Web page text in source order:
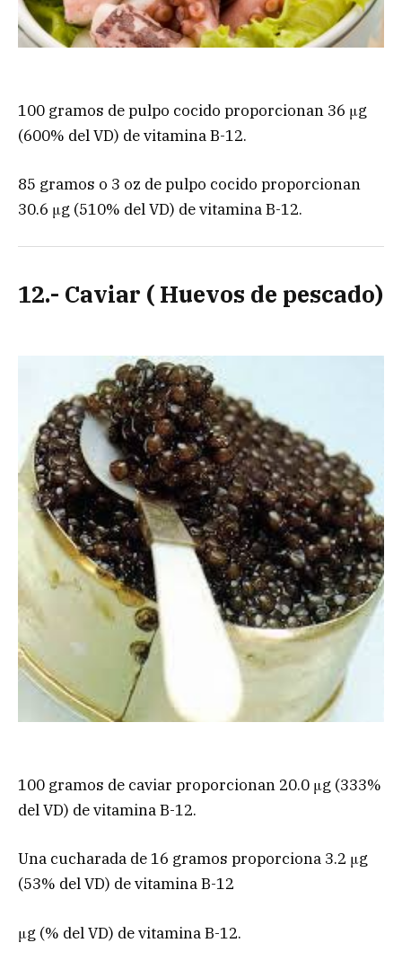
100 gramos de pulpo cocido proporcionan 36 μg
(600% del VD) de vitamina B-12.
85 gramos o 3 oz de pulpo cocido proporcionan
30.6 μg (510% del VD) de vitamina B-12.
12.- Caviar ( Huevos de pescado)
100 gramos de caviar proporcionan 20.0 μg (333%
del VD) de vitamina B-12.
Una cucharada de 16 gramos proporciona 3.2 μg
(53% del VD) de vitamina B-12
μg (% del VD) de vitamina B-12.